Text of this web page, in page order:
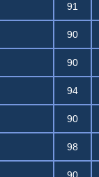
91
90
90
94
90
98